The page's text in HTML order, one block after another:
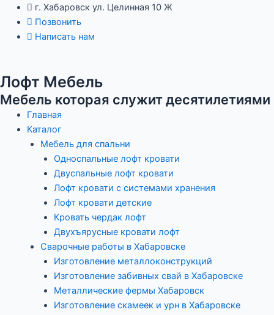
Перейти
содержимому
г. Хабаровск ул. Целинная 10 Ж
Позвонить
Написать нам
Лофт Мебель
Мебель которая служит десятилетиями
Главная
Каталог
Мебель для спальни
Односпальные лофт кровати
Двуспальные лофт кровати
Лофт кровати с системами хранения
Лофт кровати детские
Кровать чердак лофт
Двухъярусные кровати лофт
Сварочные работы в Хабаровске
Изготовление металлоконструкций
Изготовление забивных свай в Хабаровске
Металлические фермы Хабаровск
Изготовление скамеек и урн в Хабаровске
Навигация
записям